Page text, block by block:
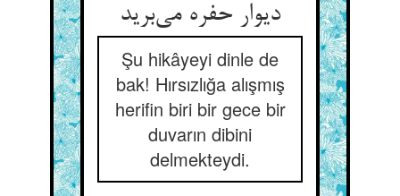
دیوار حفره می‌برید
Şu hikâyeyi dinle de
bak! Hırsızlığa alışmış
herifin biri bir gece bir
duvarın dibini
delmekteydi.